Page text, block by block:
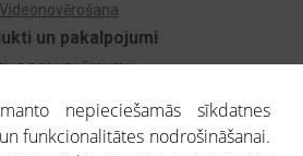
un pakalpojumi
par uzņēmumu
Dzimtas koks
Uzņēmumu atlase
Videonovērošana
nepieciešamās sīkdatnes
funkcionalitātes nodrošināšanai.